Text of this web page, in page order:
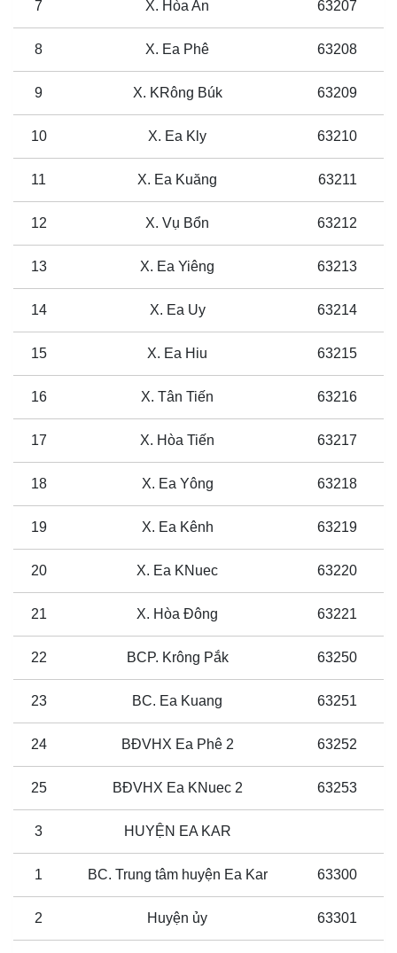
7 X. Hòa An 63207
8 X. Ea Phê 63208
9 X. KRông Búk 63209
10 X. Ea Kly 63210
11 X. Ea Kuăng 63211
12 X. Vụ Bổn 63212
13 X. Ea Yiêng 63213
14 X. Ea Uy 63214
15 X. Ea Hiu 63215
16 X. Tân Tiến 63216
17 X. Hòa Tiến 63217
18 X. Ea Yông 63218
19 X. Ea Kênh 63219
20 X. Ea KNuec 63220
21 X. Hòa Đông 63221
22 BCP. Krông Pắk 63250
23 BC. Ea Kuang 63251
24 BĐVHX Ea Phê 2 63252
25 BĐVHX Ea KNuec 2 63253
3 HUYỆN EA KAR
1 BC. Trung tâm huyện Ea Kar 63300
2 Huyện ủy 63301